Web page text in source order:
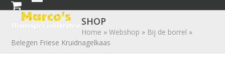
Skip
content
Open
mobile
menu
Close
mobile
menu
SHOP
Home »Webshop » Bij de borrel »
Belegen Friese Kruidnagelkaas